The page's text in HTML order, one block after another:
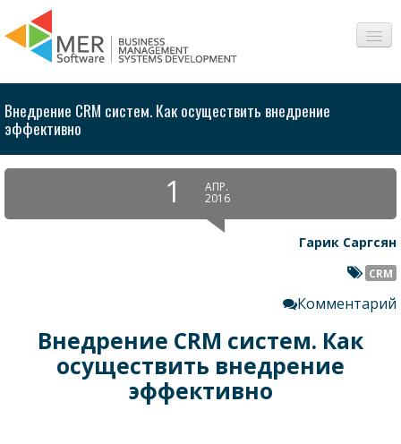
Сферы
Продукты
Вопросы-Ответы
Контакт
Внедрение CRM систем. Как осуществить внедрение
эффективно
1 АПР.
2016
Гарик Саргсян
CRM
Комментарий
Внедрение CRM систем. Как
осуществить внедрение
эффективно